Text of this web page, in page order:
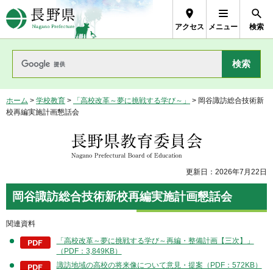
長野県Nagano Prefecture
アクセス メニュー 検索
ホーム > 学校教育 > 「高校改革～夢に挑戦する学び～」
> 岡谷諏訪総合技術新
校再編実施計画懇話会
長野県教育委員会
更新日：2026年7月22日
岡谷諏訪総合技術新校再編実施計画懇話会
関連資料
「高校改革～夢に挑戦する学び～再編・整備計画【三次】」
（PDF：3,849KB）
諏訪地域の高校の将来像について意見・提案（PDF：572KB）